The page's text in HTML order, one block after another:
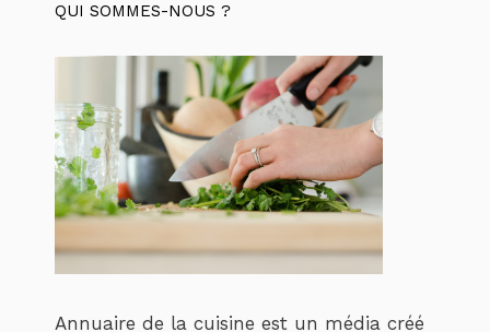
QUI SOMMES-NOUS ?
Annuaire de la cuisine est un média créé